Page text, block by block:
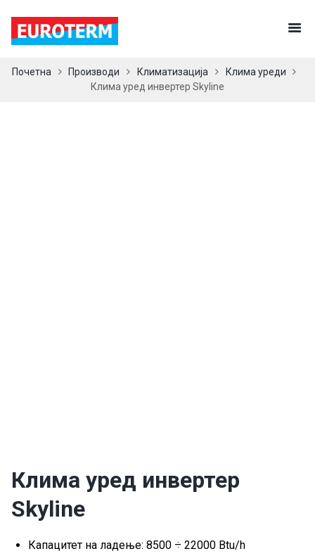
Почетна Производи Климатизација
Клима уреди
Клима уред инвертер Skyline
Клима уред инвертер
Skyline
Капацитет на ладење: 8500 ÷ 22000 Btu/h